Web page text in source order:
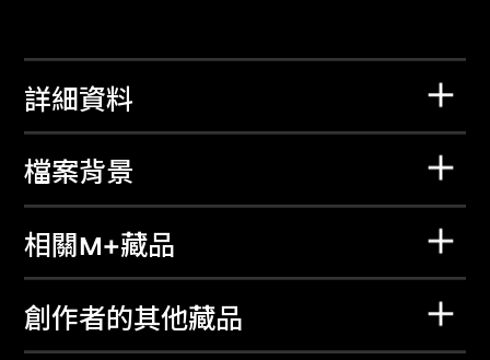
詳細資料
檔案背景
相關M+藏品
創作者的其他藏品